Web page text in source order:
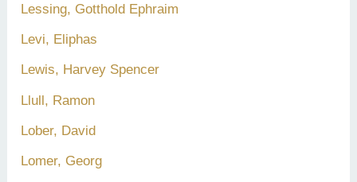
Lessing, Gotthold Ephraim
Levi, Eliphas
Lewis, Harvey Spencer
Llull, Ramon
Lober, David
Lomer, Georg